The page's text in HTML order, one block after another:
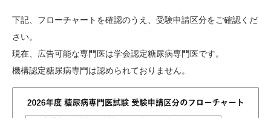
下記、フローチャートを確認のうえ、受験申請区分をご確認くだ
さい。
現在、広告可能な専門医は学会認定糖尿病専門医です。
機構認定糖尿病専門は認められておりません。